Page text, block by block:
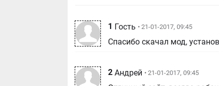
1 Гость • 21-01-2017, 09:45
Спасибо скачал мод,
2 Андрей • 21-01-2017, 09:45